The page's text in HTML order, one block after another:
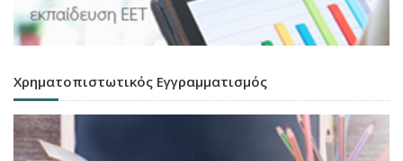
Χρηματοπιστωτικός Εγγραμματισμός